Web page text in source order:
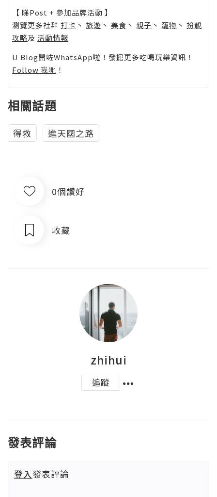
【 睇Post + 參加品牌活動 】
瀏覽更多社群 打卡 丶 旅遊 丶 美食 丶 親子 丶 寵物 丶 扮靚
攻略及 活動情報
U Blog開咗WhatsApp啦！發掘更多吃喝玩樂資訊！
Follow 我哋 ！
相關話題
得救 進天國之路
0個讚好
收藏
zhihui
追蹤
發表評論
登入發表評論